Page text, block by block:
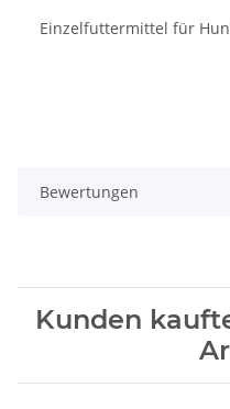
Einzelfuttermittel für
Bewertungen
Kunden